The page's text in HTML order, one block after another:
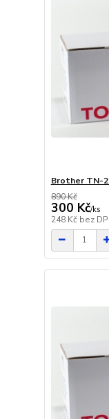
Brother TN-
890 Kč
300 Kč/ks
248 Kč bez